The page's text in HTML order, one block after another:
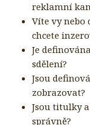
reklamní
Víte vy nebo
chcete
Je
sdělení?
Jsou
zobrazovat?
Jsou titulky
správně?